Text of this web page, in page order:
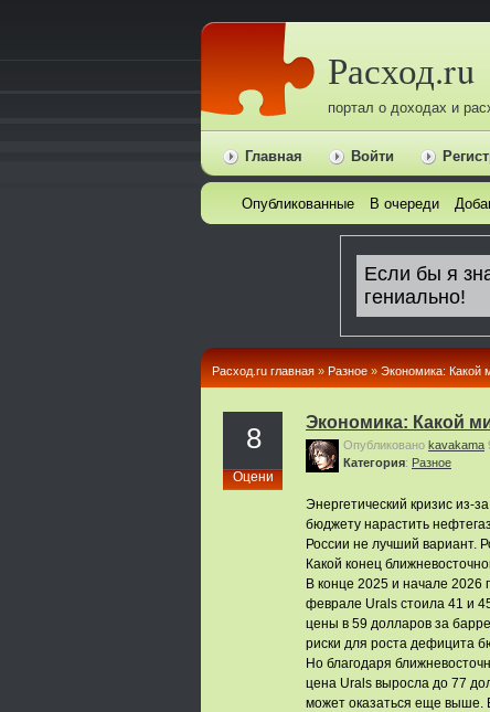
Расход.ru
портал о доходах и
Главная Войти
Опубликованные В очереди
Расход.ru главная » Pазное » Экономика: Какой
8
Оцени
Экономика: Какой
Опубликовано kavakama
Категория: Pазное
Энергетический кризис из-
бюджету нарастить
России не лучший вариант.
Какой конец
В конце 2025 и начале 2026
феврале Urals стоила 41 и
цены в 59 долларов за
риски для роста дефицита
Но благодаря
цена Urals выросла до 77
может оказаться еще выше.